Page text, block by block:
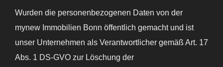
Wurden die personenbezogenen Daten von der
mynew Immobilien Bonn öffentlich gemacht und ist
unser Unternehmen als Verantwortlicher gemäß Art. 17
Abs. 1 DS-GVO zur Löschung der